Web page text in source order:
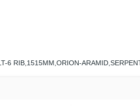
6 RIB,1515MM,ORION-